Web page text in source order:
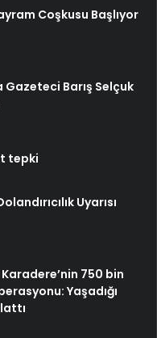
Coşkusu Başlıyor
Gazeteci Barış Selçuk
tepki
Uyarısı
750 bin
Yaşadığı